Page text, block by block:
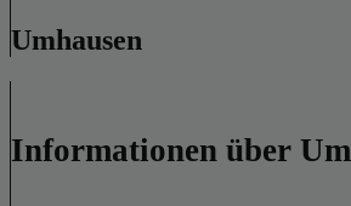
Umhausen
Informationen über